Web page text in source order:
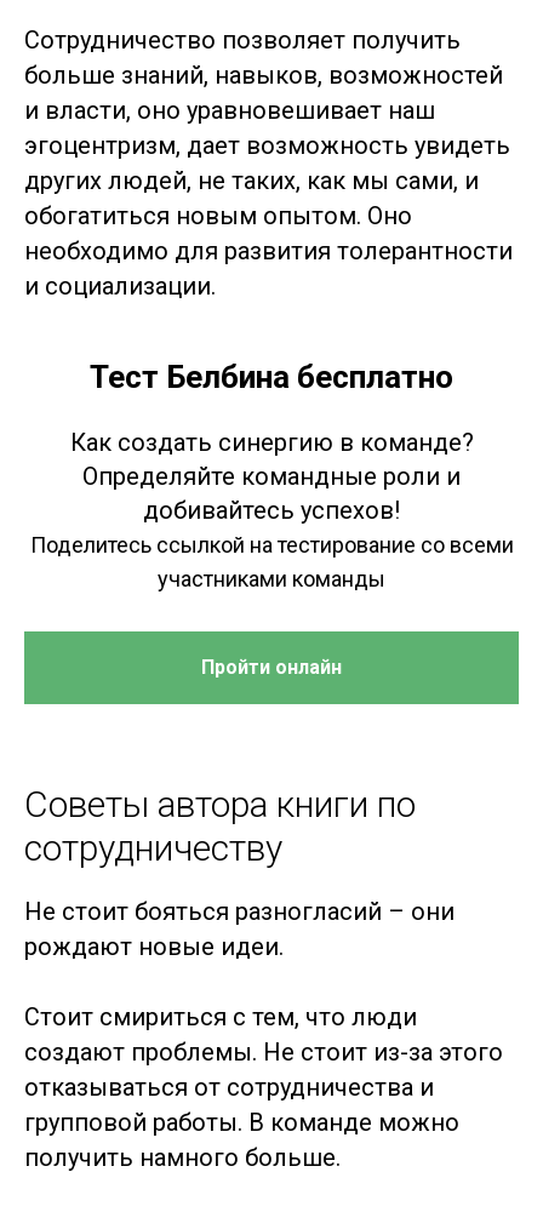
Сотрудничество позволяет получить
больше знаний, навыков, возможностей
и власти, оно уравновешивает наш
эгоцентризм, дает возможность увидеть
других людей, не таких, как мы сами, и
обогатиться новым опытом. Оно
необходимо для развития толерантности
и социализации.
Тест Белбина бесплатно
Как создать синергию в команде?
Определяйте командные роли и
добивайтесь успехов!
Поделитесь ссылкой на тестирование со всеми
участниками команды
Пройти онлайн
Советы автора книги по
сотрудничеству
Не стоит бояться разногласий – они
рождают новые идеи.
Стоит смириться с тем, что люди
создают проблемы. Не стоит из-за этого
отказываться от сотрудничества и
групповой работы. В команде можно
получить намного больше.